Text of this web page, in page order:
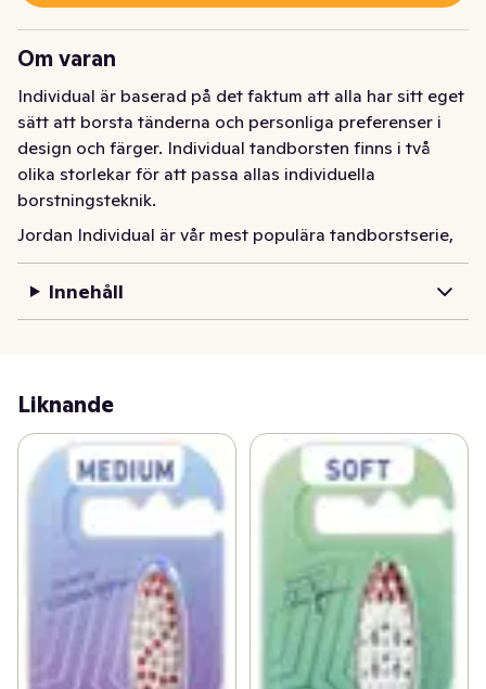
Om varan
Individual är baserad på det faktum att alla har sitt eget
sätt att borsta tänderna och personliga preferenser i
design och färger. Individual tandborsten finns i två
olika storlekar för att passa allas individuella
borstningsteknik.
Jordan Individual är vår mest populära tandborstserie,
skapad för att kombinera funktion och stil. Serien
erbjuder två varianter: Reach och Clean, så att du kan
har ett hårdare grepp om tandborsten och kraftigare
rörelser. Mellanstort borsthuvud och bredare handtag
för säkert grepp och optimal rengöring. Individual Clean
har korsade borststrån och aktiv tip för effektiv
rengöring, även bakom hörntänderna. Finns med 8 unika
designs, vilken du får blir en överraskning! Kommer med
medium borst.
Innehåll
Liknande